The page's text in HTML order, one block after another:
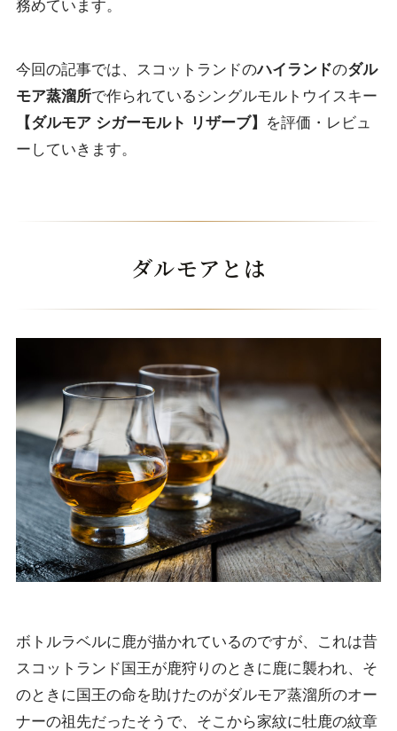
務めています。
今回の記事では、スコットランドのハイランドのダル
モア蒸溜所で作られているシングルモルトウイスキー
【ダルモア シガーモルト リザーブ】
を評価・レビュ
ーしていきます。
ダルモアとは
ボトルラベルに鹿が描かれているのですが、これは昔
スコットランド国王が鹿狩りのときに鹿に襲われ、そ
のときに国王の命を助けたのがダルモア蒸溜所のオー
ナーの祖先だったそうで、そこから家紋に牡鹿の紋章